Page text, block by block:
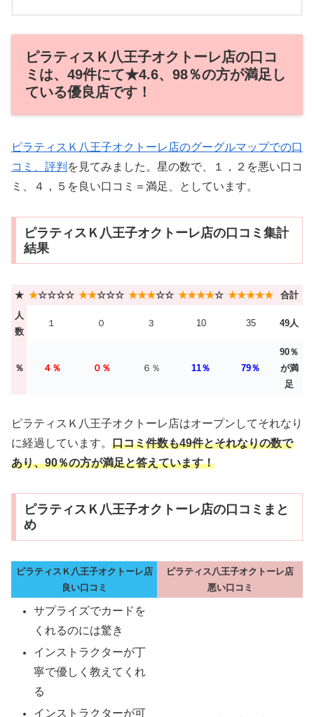
ピラティスＫ八王子オクトーレ店の口コ
ミは、49件にて★4.6、98％の方が満足し
ている優良店です！
ピラティスＫ八王子オクトーレ店のグーグルマップでの口
コミ、評判 を見てみました。星の数で、１，２を悪い口コ
ミ、４，５を良い口コミ＝満足、としています。
ピラティスＫ八王子オクトーレ店の口コミ集計
結果
★ ★☆☆☆☆ ★★☆☆☆ ★★★☆☆ ★★★★☆ ★★★★★
合計
人
数
１ ０ ３ 10 35 49人
％ ４％ ０ ％ ６％ 11％ 79％
90％
が満
足
ピラティスＫ八王子オクトーレ店はオープンしてそれなり
に経過しています。 口コミ件数も49件とそれなりの数で
あり、90％の方が満足と答えています！
ピラティスＫ八王子オクトーレ店の口コミまと
め
ピラティスＫ八王子オクトーレ店
良い口コミ
ピラティス八王子オクトーレ店
悪い口コミ
サプライズでカードを
くれるのには驚き
インストラクターが丁
寧で優しく教えてくれ
る
インストラクターが可